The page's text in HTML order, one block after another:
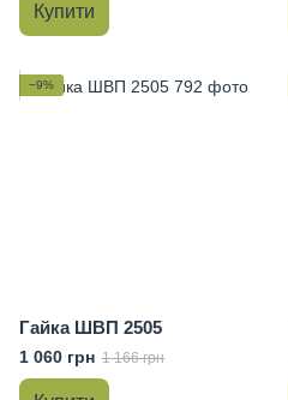
Купити
−9%
Гайка ШВП 2505
1 060 грн 1 166 грн